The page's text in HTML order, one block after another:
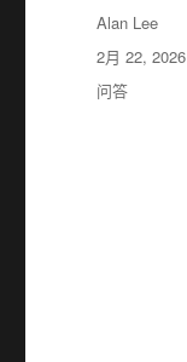
作
者
Alan Lee
发
布
2月 22, 2026
分
问答